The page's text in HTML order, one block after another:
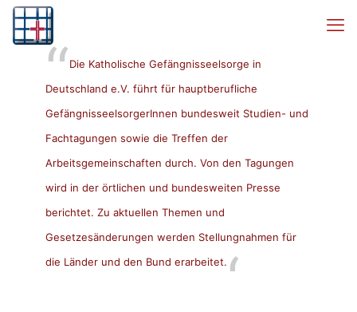
Die Katholische Gefängnisseelsorge in
Deutschland e.V. führt für hauptberufliche
GefängnisseelsorgerInnen bundesweit Studien- und
Fachtagungen sowie die Treffen der
Arbeitsgemeinschaften durch. Von den Tagungen
wird in der örtlichen und bundesweiten Presse
berichtet. Zu aktuellen Themen und
Gesetzesänderungen werden Stellungnahmen für
die Länder und den Bund erarbeitet.